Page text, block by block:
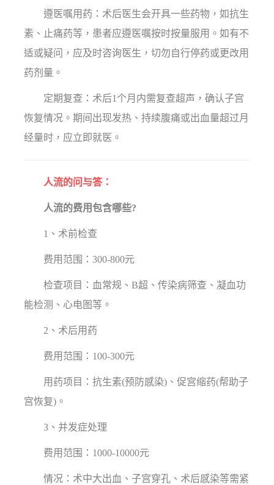
遵医嘱用药：术后医生会开具一些药物，如抗生
素、止痛药等，患者应遵医嘱按时按量服用。如有不
适或疑问，应及时咨询医生，切勿自行停药或更改用
药剂量。
定期复查：术后1个月内需复查超声，确认子宫
恢复情况。期间出现发热、持续腹痛或出血量超过月
经量时，应立即就医。
人流的问与答：
人流的费用包含哪些?
1、术前检查
费用范围：300-800元
检查项目：血常规、B超、传染病筛查、凝血功
能检测、心电图等。
2、术后用药
费用范围：100-300元
用药项目：抗生素(预防感染)、促宫缩药(帮助子
宫恢复)。
3、并发症处理
费用范围：1000-10000元
情况：术中大出血、子宫穿孔、术后感染等需紧